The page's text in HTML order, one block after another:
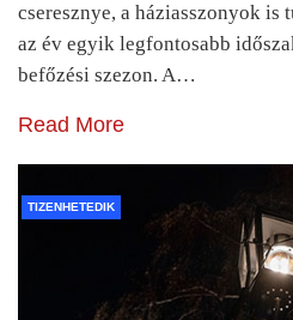
cseresznye, a háziasszonyok is
az év egyik legfontosabb
befőzési szezon. A…
Read More
TIZENHETEDIK